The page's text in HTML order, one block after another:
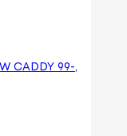
CADDY 99-,